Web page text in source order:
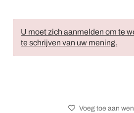
U moet zich aanmelden om te
te schrijven van uw mening.
Voeg toe aan